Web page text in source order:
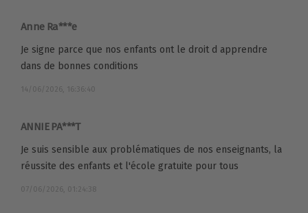
Anne Ra***e
Je signe parce que nos enfants ont le droit d apprendre
dans de bonnes conditions
14/06/2026, 16:36:40
ANNIE PA***T
Je suis sensible aux problématiques de nos enseignants, la
réussite des enfants et l'école gratuite pour tous
07/06/2026, 01:24:38